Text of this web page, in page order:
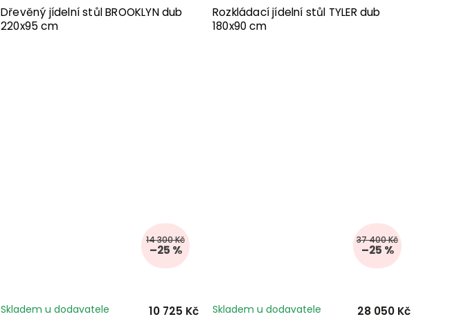
Dřevěný jídelní stůl BROOKLYN dub
220x95 cm
Rozkládací jídelní stůl TYLER dub
180x90 cm
14 300 Kč
–25 %
Skladem u dodavatele 10 725 Kč
37 400 Kč
–25 %
Skladem u dodavatele 28 050 Kč